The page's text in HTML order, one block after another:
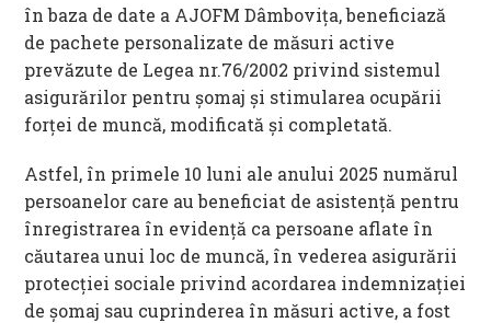
în baza de date a AJOFM Dâmbovița, beneficiază
de pachete personalizate de măsuri active
prevăzute de Legea nr.76/2002 privind sistemul
asigurărilor pentru şomaj şi stimularea ocupării
forţei de muncă, modificată şi completată.
Astfel, în primele 10 luni ale anului 2025 numărul
persoanelor care au beneficiat de asistenţă pentru
înregistrarea în evidenţă ca persoane aflate în
căutarea unui loc de muncă, în vederea asigurării
protecţiei sociale privind acordarea indemnizaţiei
de şomaj sau cuprinderea în măsuri active, a fost